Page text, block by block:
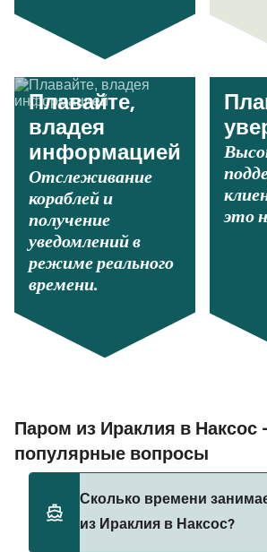
Плавайте,
владея
информацией
Отслеживание
кораблей и
получение
уведомлений в
режиме реального
времени.
это
Паром из Ираклия в
популярные вопросы
Сколько времени
из Ираклия в Наксос?